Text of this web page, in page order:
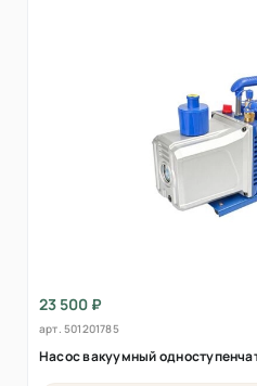
23 500 ₽
арт. 501201785
Насос вакуумный